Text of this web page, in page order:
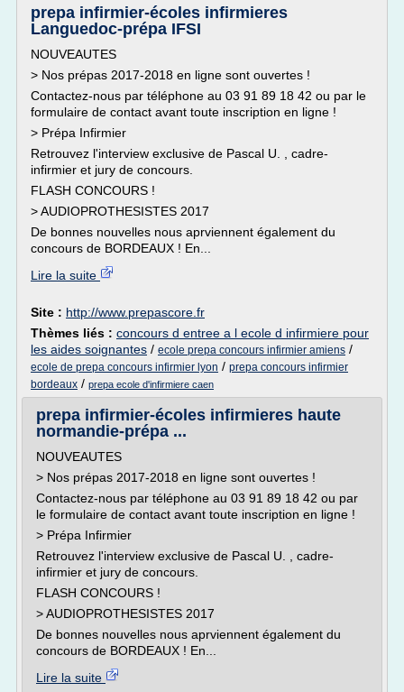
prepa infirmier-écoles infirmieres
Languedoc-prépa IFSI
NOUVEAUTES
> Nos prépas 2017-2018 en ligne sont ouvertes !
Contactez-nous par téléphone au 03 91 89 18 42 ou par le
formulaire de contact avant toute inscription en ligne !
> Prépa Infirmier
Retrouvez l'interview exclusive de Pascal U. , cadre-
infirmier et jury de concours.
FLASH CONCOURS !
> AUDIOPROTHESISTES 2017
De bonnes nouvelles nous aprviennent également du
concours de BORDEAUX ! En...
Lire la suite
Site : http://www.prepascore.fr
Thèmes liés : concours d entree a l ecole d infirmiere pour
les aides soignantes / ecole prepa concours infirmier amiens /
ecole de prepa concours infirmier lyon / prepa concours infirmier
bordeaux / prepa ecole d'infirmiere caen
prepa infirmier-écoles infirmieres haute
normandie-prépa ...
NOUVEAUTES
> Nos prépas 2017-2018 en ligne sont ouvertes !
Contactez-nous par téléphone au 03 91 89 18 42 ou par
le formulaire de contact avant toute inscription en ligne !
> Prépa Infirmier
Retrouvez l'interview exclusive de Pascal U. , cadre-
infirmier et jury de concours.
FLASH CONCOURS !
> AUDIOPROTHESISTES 2017
De bonnes nouvelles nous aprviennent également du
concours de BORDEAUX ! En...
Lire la suite